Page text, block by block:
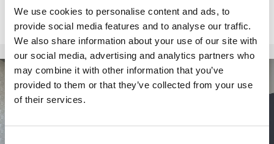
We use cookies to personalise content and ads, to
provide social media features and to analyse our traffic.
We also share information about your use of our site with
our social media, advertising and analytics partners who
may combine it with other information that you’ve
provided to them or that they’ve collected from your use
of their services.
Rezerviraj
Hoteli